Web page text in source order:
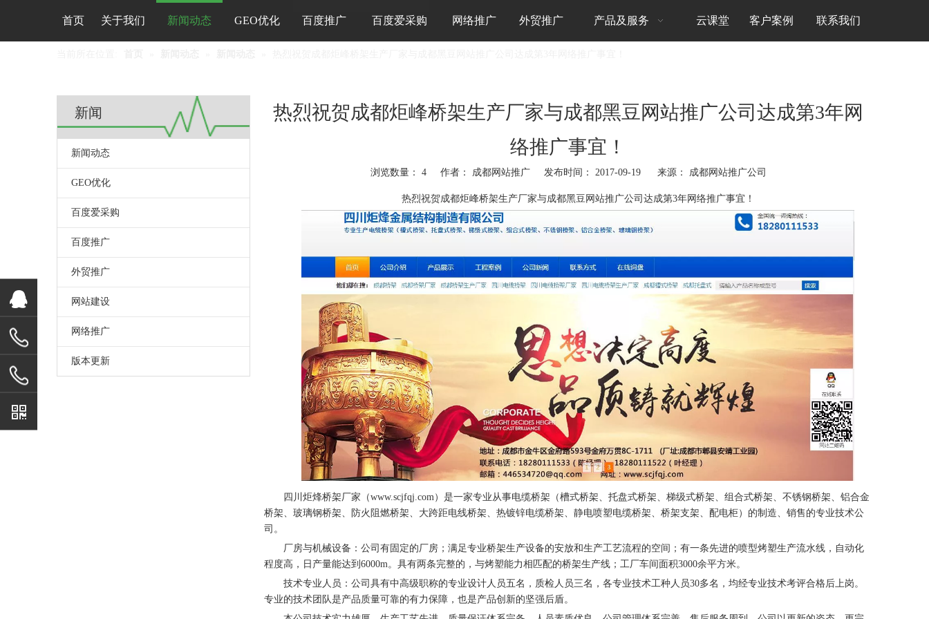
首页 关于我们 新闻动态 GEO优化 百度推广 百度爱采购 网络推广 外贸推广 产品及服务 云课堂 客户案例 联系我们
新闻
新闻动态
GEO优化
百度爱采购
百度推广
外贸推广
网站建设
网络推广
版本更新
热烈祝贺成都炬峰桥架生产厂家与成都黑豆网站推广公司达成第3年网
络推广事宜！
浏览数量： 4作者： 成都网站推广 发布时间： 2017-09-19 来源： 成都网站推广公司
["wechat","weibo","qzone","douban","email"]
热烈祝贺成都炬峰桥架生产厂家与成都黑豆网站推广公司 达成第3年网络推广事宜！
四川炬烽桥架厂家 （www.scjfqj.com）是一家专业从事电缆桥架（槽式桥架、托盘式桥架、梯级式桥架、组合式桥架、不锈钢桥架、铝合金
桥架、玻璃钢桥架、防火阻燃桥架、大跨距电线桥架、热镀锌电缆桥架、静电喷塑电缆桥架、桥架支架、配电柜）的制造、销售的专业技术公
司。
厂房与机械设备：公司有固定的厂房；满足专业桥架生产设备的安放和生产工艺流程的空间；有一条先进的喷型烤塑生产流水线，自动化
程度高，日产量能达到6000m。具有两条完整的，与烤塑能力相匹配的桥架生产线；工厂车间面积3000余平方米。
技术专业人员：公司具有中高级职称的专业设计人员五名，质检人员三名，各专业技术工种人员30多名，均经专业技术考评合格后上岗。
专业的技术团队是产品质量可靠的有力保障，也是产品创新的坚强后盾。